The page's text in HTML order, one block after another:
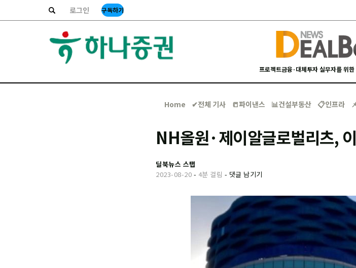
로그인 구독하기
프로젝트금융·대체투자 실무자를 위
Home ✔︎전체 기사 📒파이낸스 📊건설부동산 📋인프라
NH올원·제이알글로벌리츠,
딜북뉴스 스탭
2023-08-20 - 4분 걸림 - 댓글 남기기